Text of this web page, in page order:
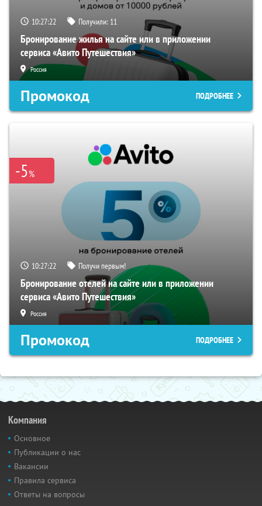
10:27:21 Получили: 11
Бронирование жилья на сайте или в приложении
сервиса «Авито Путешествия»
Россия
Промокод ПОДРОБНЕЕ
-5%
10:27:21 Получи первым!
Бронирование отелей на сайте или в приложении
сервиса «Авито Путешествия»
Россия
Промокод ПОДРОБНЕЕ
Компания
Основное
Публикации о нас
Вакансии
Правила сервиса
Ответы на вопросы